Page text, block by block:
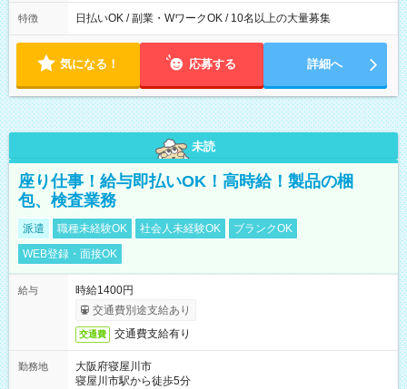
特徴 日払いOK / 副業・WワークOK / 10名以上の大量募集
気になる！ 応募する 詳細へ
未読
座り仕事！給与即払いOK！高時給！製品の梱
包、検査業務
派遣 職種未経験OK 社会人未経験OK
ブランクOK
WEB登録・面接OK
給与
時給1400円
交通費別途支給あり
交通費 交通費支給有り
勤務地
大阪府寝屋川市
寝屋川市駅から徒歩5分